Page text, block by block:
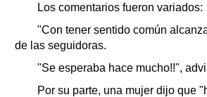
Los comentarios fueron variados:
"Con tener sentido común
de las seguidoras.
"Se esperaba hace mucho!!",
Por su parte, una mujer dijo que